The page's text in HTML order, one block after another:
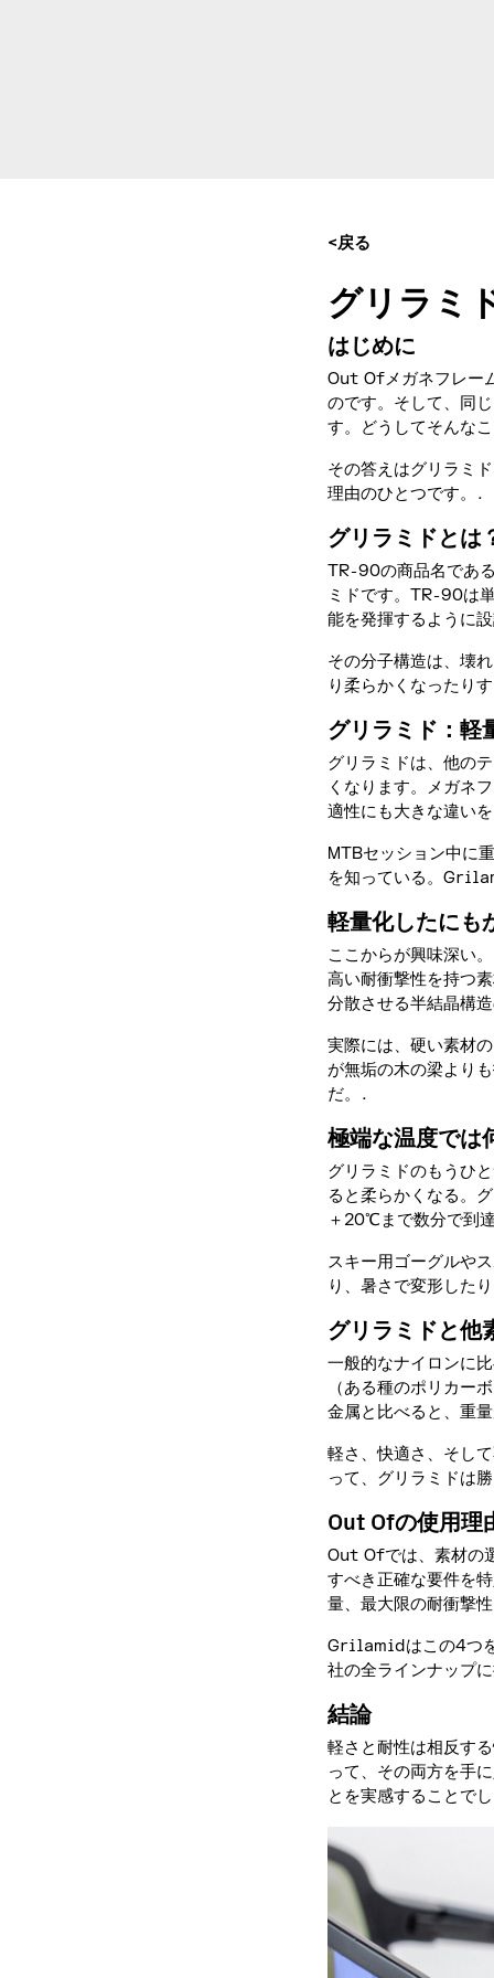
<戻る
グリラミ
はじめに
Out Ofメガネフレー
のです。そして、同
す。どうしてそんな
その答えはグリラミ
理由のひとつです。.
グリラミドとは
TR-90の商品名であ
ミドです。TR-90は
能を発揮するように
その分子構造は、壊
り柔らかくなったり
グリラミド：軽
グリラミドは、他の
くなります。メガネ
適性にも大きな違い
MTBセッション中に
を知っている。
軽量化したにも
ここからが興味深い
高い耐衝撃性を持つ
分散させる半結晶構
実際には、硬い素材
が無垢の木の梁より
だ。.
極端な温度では
グリラミドのもうひ
ると柔らかくなる。
＋20℃まで数分で到
スキー用ゴーグルや
り、暑さで変形した
グリラミドと他
一般的なナイロンに
（ある種のポリカー
金属と比べると、重
軽さ、快適さ、そし
って、グリラミドは
Out Ofの使用理
Out Ofでは、素材の
すべき正確な要件を
量、最大限の耐衝撃
Grilamidはこの4つを
社の全ラインナップ
結論
軽さと耐性は相反す
って、その両方を手
とを実感することで